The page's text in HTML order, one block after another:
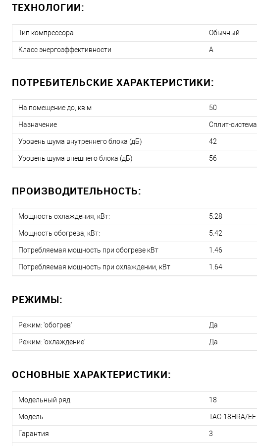
ТЕХНОЛОГИИ:
Тип компрессора Обычный
Класс энергоэффективности A
ПОТРЕБИТЕЛЬСКИЕ ХАРАКТЕРИСТИКИ:
На помещение до, кв.м 50
Назначение Сплит-система
Уровень шума внутреннего блока (дБ) 42
Уровень шума внешнего блока (дБ) 56
ПРОИЗВОДИТЕЛЬНОСТЬ:
Мощность охлаждения, кВт: 5.28
Мощность обогрева, кВт: 5.42
Потребляемая мощность при обогреве кВт 1.46
Потребляемая мощность при охлаждении, кВт 1.64
РЕЖИМЫ:
Режим: 'обогрев' Да
Режим: 'охлаждение' Да
ОСНОВНЫЕ ХАРАКТЕРИСТИКИ:
Модельный ряд 18
Модель TAC-18HRA/EF
Гарантия 3